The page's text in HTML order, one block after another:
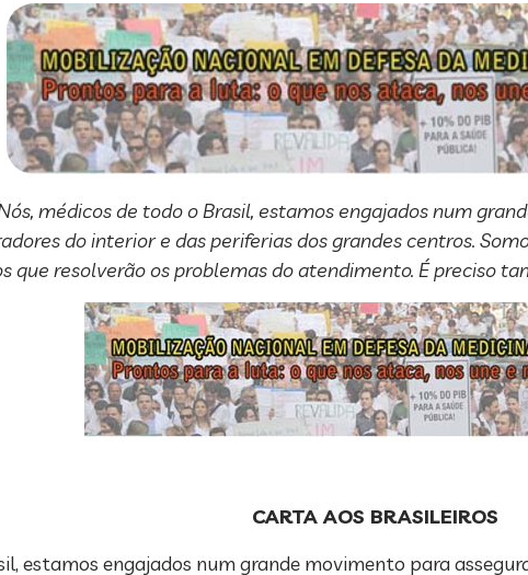
Nós, médicos de todo o Brasil, estamos engajados num
do interior e das periferias dos grandes centros.
que resolverão os problemas do atendimento. É preciso
CARTA AOS BRASILEIROS
estamos engajados num grande movimento para